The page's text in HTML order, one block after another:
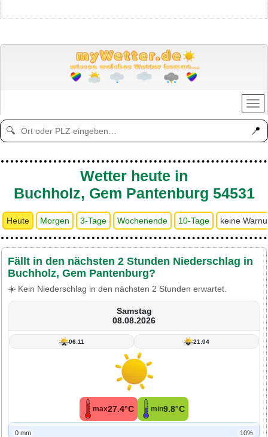
🔍 📍
Wetter heute in
Buchholz, Gem Pantenburg 54531
Heute Morgen 3-Tage Wochenende 10-Tage keine
Fällt in den nächsten 2 Stunden Niederschlag in
Buchholz, Gem Pantenburg?
☀️ Kein Niederschlag in den nächsten 2 Stunden erwartet.
Samstag
08.08.2026
06:11 21:04
max27.4°C min9.8°C
0 mm 10%